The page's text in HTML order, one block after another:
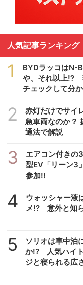
人気記事ランキング
1
BYDラッコはN-
や、それ以上!?
チェックして分
2
赤灯だけでサイ
急車両なのか？
通法で解説
3
エアコン付きの
型EV「リーン3
参加!!
4
ウォッシャー液
メ!? 意外と知
5
ソリオは車中泊
か!? 人気ハイ
ジと寝られる広